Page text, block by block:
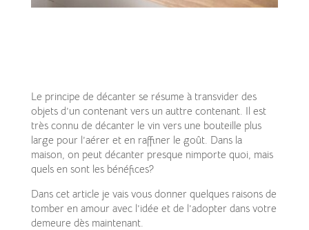
Le principe de décanter se résume à transvider des
objets d’un contenant vers un auttre contenant. Il est
très connu de décanter le vin vers une bouteille plus
large pour l’aérer et en raffiner le goût. Dans la
maison, on peut décanter presque nimporte quoi, mais
quels en sont les bénéfices?
Dans cet article je vais vous donner quelques raisons de
tomber en amour avec l’idée et de l’adopter dans votre
demeure dès maintenant.